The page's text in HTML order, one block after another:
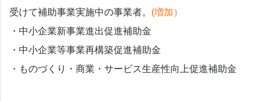
受けて補助事業実施中の事業者。 (増加）
・中小企業新事業進出促進補助金
・中小企業等事業再構築促進補助金
・ものづくり・商業・サービス生産性向上促進補助金